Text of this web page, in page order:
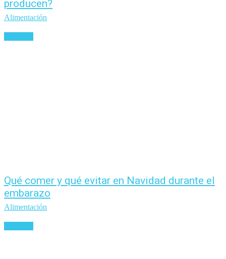
producen?
Alimentación
Qué comer y qué evitar en Navidad durante el
embarazo
Alimentación